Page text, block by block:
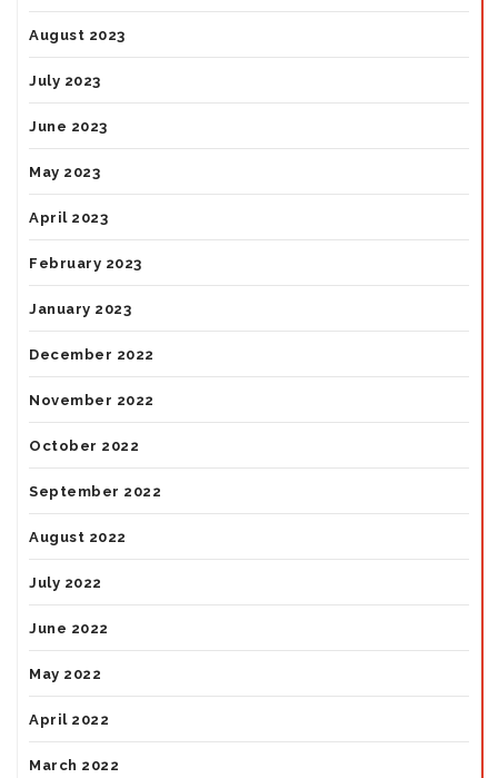
August 2023
July 2023
June 2023
May 2023
April 2023
February 2023
January 2023
December 2022
November 2022
October 2022
September 2022
August 2022
July 2022
June 2022
May 2022
April 2022
March 2022